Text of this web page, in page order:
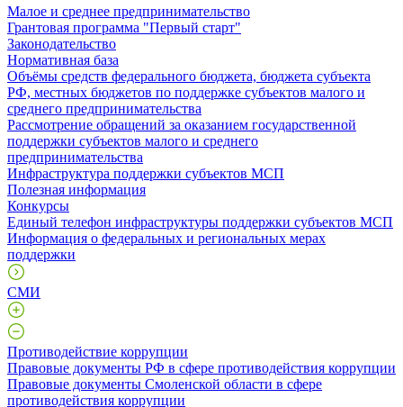
Малое и среднее предпринимательство
Грантовая программа "Первый старт"
Законодательство
Нормативная база
Объёмы средств федерального бюджета, бюджета субъекта
РФ, местных бюджетов по поддержке субъектов малого и
среднего предпринимательства
Рассмотрение обращений за оказанием государственной
поддержки субъектов малого и среднего
предпринимательства
Инфраструктура поддержки субъектов МСП
Полезная информация
Конкурсы
Единый телефон инфраструктуры поддержки субъектов МСП
Информация о федеральных и региональных мерах
поддержки
СМИ
Противодействие коррупции
Правовые документы РФ в сфере противодействия коррупции
Правовые документы Смоленской области в сфере
противодействия коррупции